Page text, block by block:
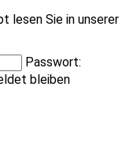
lesen Sie in unserer
Passwort:
bleiben